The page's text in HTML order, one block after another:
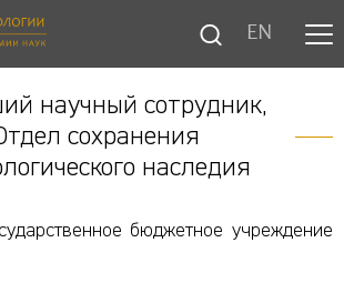
EN
научный сотрудник,
сохранения
наследия
бюджетное учреждение